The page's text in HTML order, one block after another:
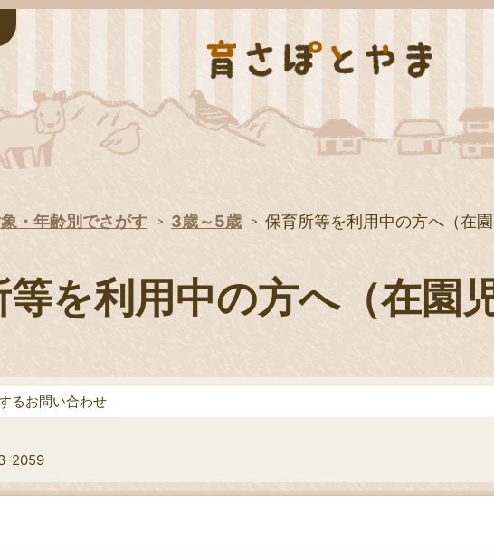
・年齢別でさがす 3歳～5歳 保育所等を利用中の方へ（在園
を利用中の方へ（在園
るお問い合わせ
2059